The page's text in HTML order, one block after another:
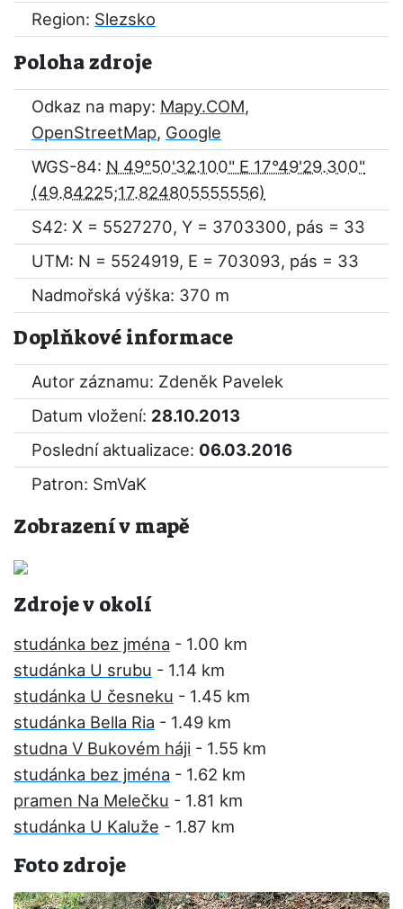
Region: Slezsko
Poloha zdroje
Odkaz na mapy: Mapy.COM,
OpenStreetMap, Google
WGS-84: N 49°50'32.100" E 17°49'29.300"
S42: X = 5527270, Y = 3703300, pás = 33
UTM: N = 5524919, E = 703093, pás = 33
Nadmořská výška: 370 m
Doplňkové informace
Autor záznamu: Zdeněk Pavelek
Datum vložení: 28.10.2013
Poslední aktualizace: 06.03.2016
Patron: SmVaK
Zobrazení v mapě
Zdroje v okolí
studánka bez jména - 1.00 km
studánka U srubu - 1.14 km
studánka U česneku - 1.45 km
studánka Bella Ria - 1.49 km
studna V Bukovém háji - 1.55 km
studánka bez jména - 1.62 km
pramen Na Melečku - 1.81 km
studánka U Kaluže - 1.87 km
Foto zdroje